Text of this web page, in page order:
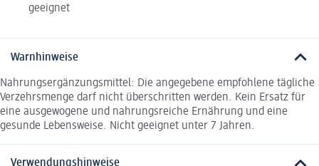
geeignet
Warnhinweise
Nahrungsergänzungsmittel: Die angegebene empfohlene tägliche
Verzehrsmenge darf nicht überschritten werden. Kein Ersatz für
eine ausgewogene und nahrungsreiche Ernährung und eine
gesunde Lebensweise. Nicht geeignet unter 7 Jahren.
Verwendungshinweise